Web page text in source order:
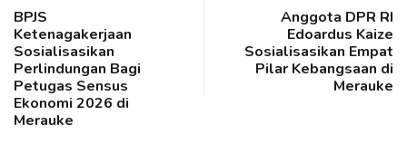
BPJS
Ketenagakerjaan
Sosialisasikan
Perlindungan Bagi
Petugas Sensus
Ekonomi 2026 di
Merauke
Anggota DPR RI
Edoardus Kaize
Sosialisasikan Empat
Pilar Kebangsaan di
Merauke